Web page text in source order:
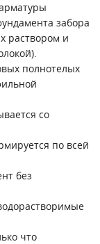
забора
раствором и
полнотелых
со
по всей
без
что